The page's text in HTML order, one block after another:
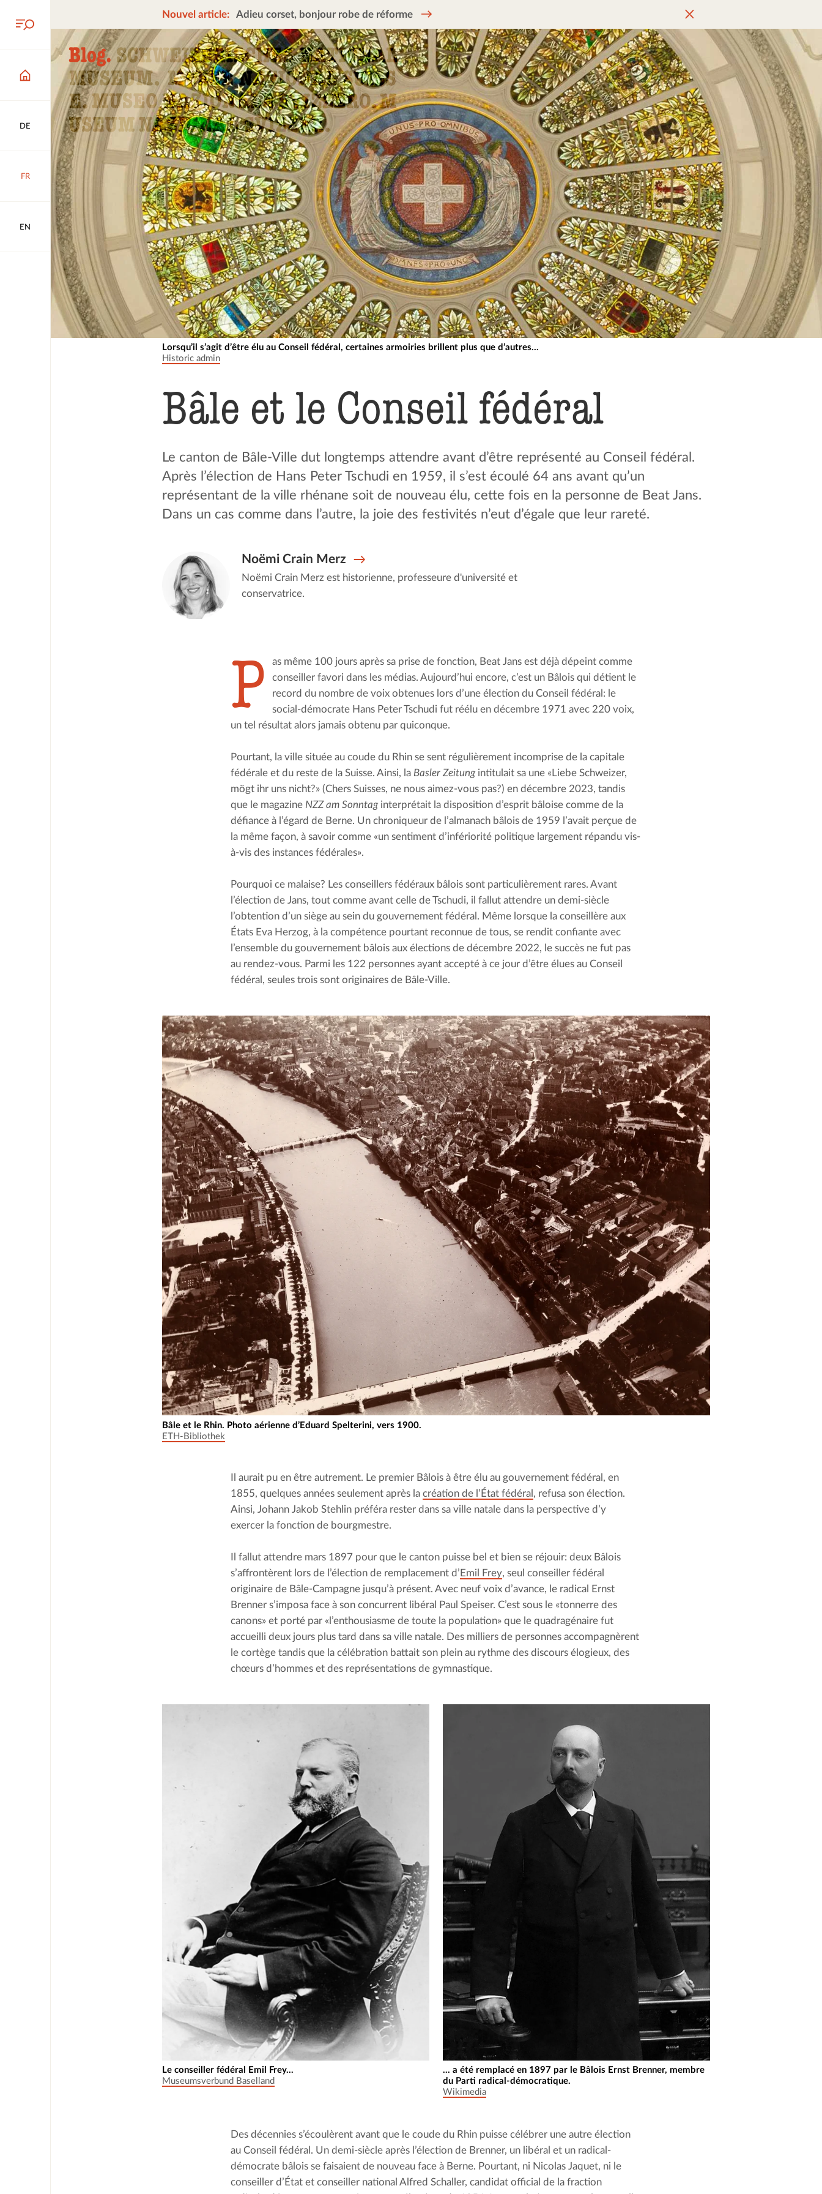
DE
FR
EN
Nouvel article: Adieu corset, bonjour robe de réforme
Lorsqu’il s’agit d’être élu au Conseil fédéral, certaines armoiries brillent plus que d’autres...
Historic admin
Bâle et le Conseil fédéral
Le canton de Bâle-Ville dut longtemps attendre avant d’être représenté au Conseil fédéral.
Après l’élection de Hans Peter Tschudi en 1959, il s’est écoulé 64 ans avant qu’un
représentant de la ville rhénane soit de nouveau élu, cette fois en la personne de Beat Jans.
Dans un cas comme dans l’autre, la joie des festivités n’eut d’égale que leur rareté.
Noëmi Crain Merz
Noëmi Crain Merz est historienne, professeure d'université et
conservatrice.
P
as même 100 jours après sa prise de fonction, Beat Jans est déjà dépeint comme
conseiller favori dans les médias. Aujourd’hui encore, c’est un Bâlois qui détient le
record du nombre de voix obtenues lors d’une élection du Conseil fédéral: le
social-démocrate Hans Peter Tschudi fut réélu en décembre 1971 avec 220 voix,
un tel résultat alors jamais obtenu par quiconque.
Pourtant, la ville située au coude du Rhin se sent régulièrement incomprise de la capitale
fédérale et du reste de la Suisse. Ainsi, la Basler Zeitung intitulait sa une «Liebe Schweizer,
mögt ihr uns nicht?» (Chers Suisses, ne nous aimez-vous pas?) en décembre 2023, tandis
que le magazine NZZ am Sonntag interprétait la disposition d’esprit bâloise comme de la
défiance à l’égard de Berne. Un chroniqueur de l’almanach bâlois de 1959 l’avait perçue de
la même façon, à savoir comme «un sentiment d’infériorité politique largement répandu vis-
à-vis des instances fédérales».
Pourquoi ce malaise? Les conseillers fédéraux bâlois sont particulièrement rares. Avant
l’élection de Jans, tout comme avant celle de Tschudi, il fallut attendre un demi-siècle
l’obtention d’un siège au sein du gouvernement fédéral. Même lorsque la conseillère aux
États Eva Herzog, à la compétence pourtant reconnue de tous, se rendit confiante avec
l’ensemble du gouvernement bâlois aux élections de décembre 2022, le succès ne fut pas
au rendez-vous. Parmi les 122 personnes ayant accepté à ce jour d’être élues au Conseil
fédéral, seules trois sont originaires de Bâle-Ville.
Bâle et le Rhin. Photo aérienne d’Eduard Spelterini, vers 1900.
ETH-Bibliothek
Il aurait pu en être autrement. Le premier Bâlois à être élu au gouvernement fédéral, en
1855, quelques années seulement après la création de l’État fédéral , refusa son élection.
Ainsi, Johann Jakob Stehlin préféra rester dans sa ville natale dans la perspective d’y
exercer la fonction de bourgmestre.
Il fallut attendre mars 1897 pour que le canton puisse bel et bien se réjouir: deux Bâlois
s’affrontèrent lors de l’élection de remplacement d’ Emil Frey, seul conseiller fédéral
originaire de Bâle-Campagne jusqu’à présent. Avec neuf voix d’avance, le radical Ernst
Brenner s’imposa face à son concurrent libéral Paul Speiser. C’est sous le «tonnerre des
canons» et porté par «l’enthousiasme de toute la population» que le quadragénaire fut
accueilli deux jours plus tard dans sa ville natale. Des milliers de personnes accompagnèrent
le cortège tandis que la célébration battait son plein au rythme des discours élogieux, des
chœurs d’hommes et des représentations de gymnastique.
Le conseiller fédéral Emil Frey...
Museumsverbund Baselland
... a été remplacé en 1897 par le Bâlois Ernst Brenner, membre
du Parti radical-démocratique.
Wikimedia
Des décennies s’écoulèrent avant que le coude du Rhin puisse célébrer une autre élection
au Conseil fédéral. Un demi-siècle après l’élection de Brenner, un libéral et un radical-
démocrate bâlois se faisaient de nouveau face à Berne. Pourtant, ni Nicolas Jaquet, ni le
conseiller d’État et conseiller national Alfred Schaller, candidat official de la fraction